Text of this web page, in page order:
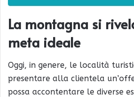
La montagna si
meta ideale
Oggi, in genere, le località
presentare alla clientela
possa accontentare le diverse